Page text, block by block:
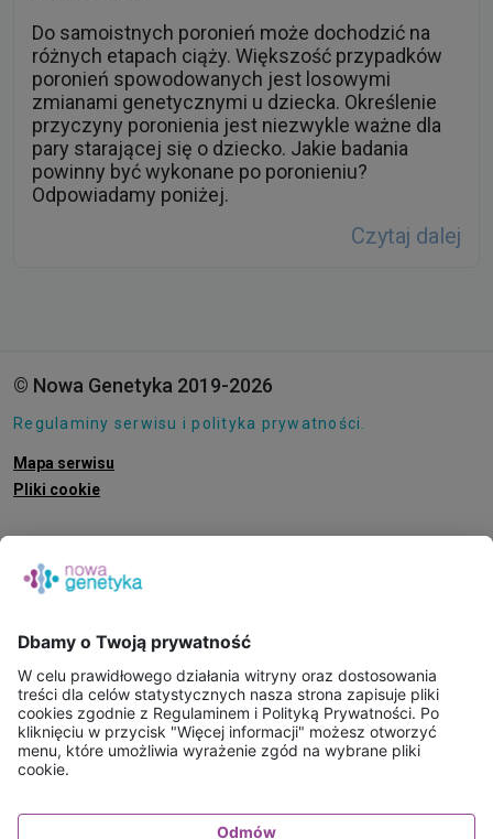
Do samoistnych poronień może dochodzić na
różnych etapach ciąży. Większość przypadków
poronień spowodowanych jest losowymi
zmianami genetycznymi u dziecka. Określenie
przyczyny poronienia jest niezwykle ważne dla
pary starającej się o dziecko. Jakie badania
powinny być wykonane po poronieniu?
Odpowiadamy poniżej.
Czytaj dalej
© Nowa Genetyka 2019-2026
Regulaminy serwisu i polityka prywatności.
Mapa serwisu
Pliki cookie
E-SKLEP
KONSULTACJE ONLINE
BAZA WIEDZY
FAQ
WAŻNE INFORMACJE - BADANIA WYSYŁKOWE
KONTAKT